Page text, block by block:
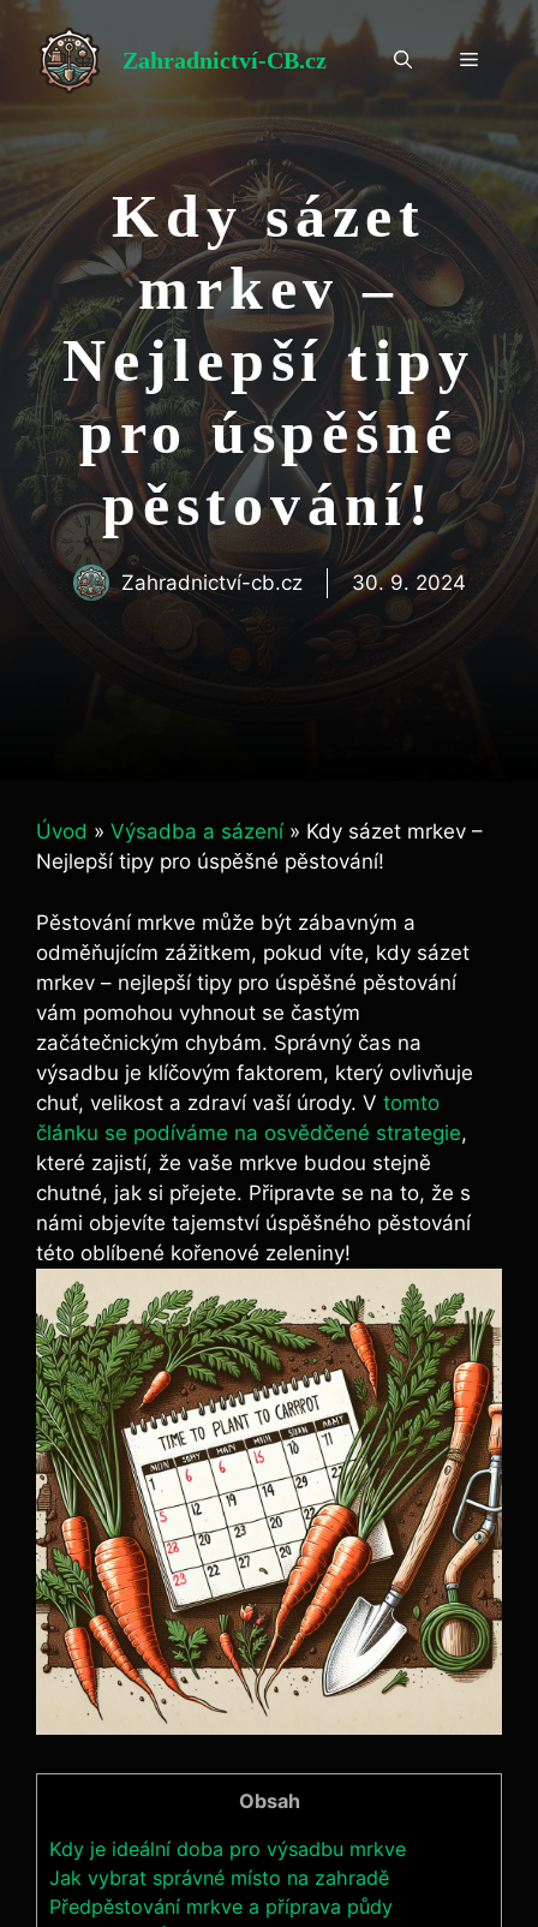
Přeskočit
obsah
Zahradnictví-CB.cz Menu
Kdy sázet
mrkev –
Nejlepší tipy
pro úspěšné
pěstování!
Zahradnictví-cb.cz 30. 9. 2024
Úvod » Výsadba a sázení » Kdy sázet mrkev –
Nejlepší tipy pro úspěšné pěstování!
Pěstování mrkve může být zábavným a
odměňujícím zážitkem, pokud víte, kdy sázet
mrkev – nejlepší tipy pro úspěšné pěstování
vám pomohou vyhnout se častým
začátečnickým chybám. Správný čas na
výsadbu je klíčovým faktorem, který ovlivňuje
chuť, velikost a zdraví vaší úrody. V tomto
článku se podíváme na osvědčené strategie,
které zajistí, že vaše mrkve budou stejně
chutné, jak si přejete. Připravte se na to, že s
námi objevíte tajemství úspěšného pěstování
této oblíbené kořenové zeleniny!
Obsah
Kdy je ideální doba pro výsadbu mrkve
Jak vybrat správné místo na zahradě
Předpěstování mrkve a příprava půdy